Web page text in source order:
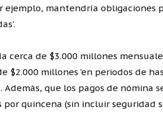
ejemplo, mantendría obligaciones
cerca de $3.000 millones
$2.000 millones 'en periodos de
que los pagos de nómina
por quincena (sin incluir seguridad